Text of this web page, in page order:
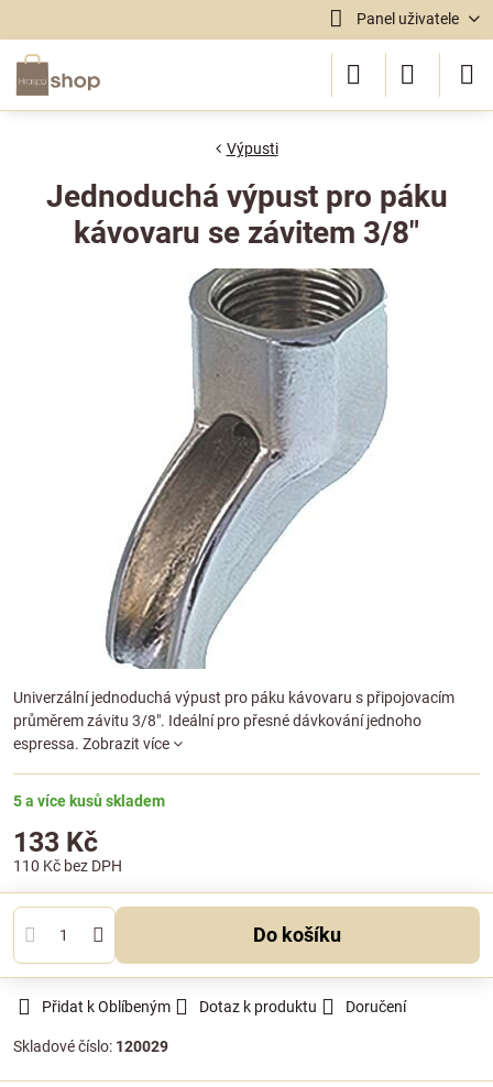
Panel uživatele
Výpusti
Jednoduchá výpust pro páku
kávovaru se závitem 3/8"
Univerzální jednoduchá výpust pro páku kávovaru s připojovacím
průměrem závitu 3/8". Ideální pro přesné dávkování jednoho
espressa. Zobrazit více
5 a více kusů skladem
133 Kč
110 Kč bez DPH
Do košíku
Přidat k Oblíbeným Dotaz k produktu Doručení
Skladové číslo: 120029